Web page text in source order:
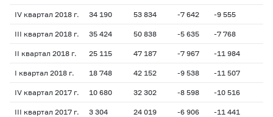
IV квартал 2018 г. 34 190 53 834 -7 642 -9 555
III квартал 2018 г. 35 424 50 838 -5 635 -7 768
II квартал 2018 г. 25 115 47 187 -7 967 -11 984
I квартал 2018 г. 18 748 42 152 -9 538 -11 507
IV квартал 2017 г. 10 680 32 302 -8 598 -10 516
III квартал 2017 г. 3 304 24 019 -6 906 -11 441